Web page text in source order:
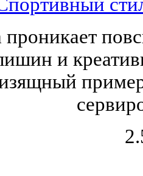
проникает
и